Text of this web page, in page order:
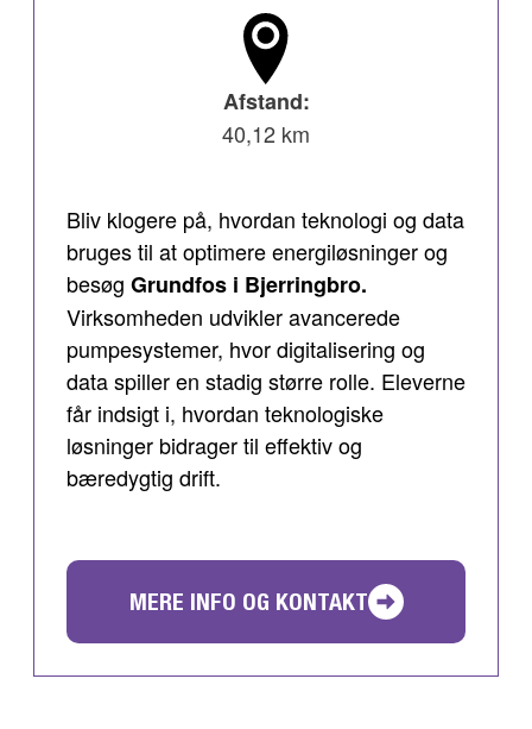
Afstand:
40,12 km
Bliv klogere på, hvordan teknologi og data
bruges til at optimere energiløsninger og
besøg Grundfos i Bjerringbro.
Virksomheden udvikler avancerede
pumpesystemer, hvor digitalisering og
data spiller en stadig større rolle. Eleverne
får indsigt i, hvordan teknologiske
løsninger bidrager til effektiv og
bæredygtig drift.
MERE INFO OG KONTAKT